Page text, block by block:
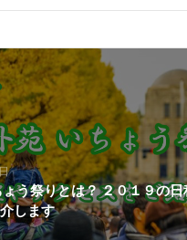
う祭りとは？ ２０１９の
します